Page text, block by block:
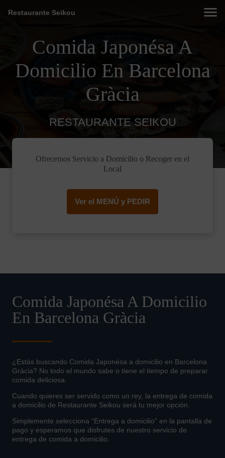
Restaurante Seikou
Comida Japonésa A
Domicilio En Barcelona
Gràcia
RESTAURANTE SEIKOU
Ofrecemos Servicio a Domicilio o Recoger en el
Local
Ver el MENÚ y PEDIR
Comida Japonésa A Domicilio
En Barcelona Gràcia
¿Estás buscando Comida Japonésa a domicilio en Barcelona
Gràcia? No todo el mundo sabe o tiene el tiempo de preparar
comida deliciosa.
Cuando quieres ser servido como un rey, la entrega de comida
a domicilio de Restaurante Seikou será tu mejor opción.
Simplemente selecciona “Entrega a domicilio” en la pantalla de
pago y esperamos que disfrutes de nuestro servicio de
entrega de comida a domicilio.